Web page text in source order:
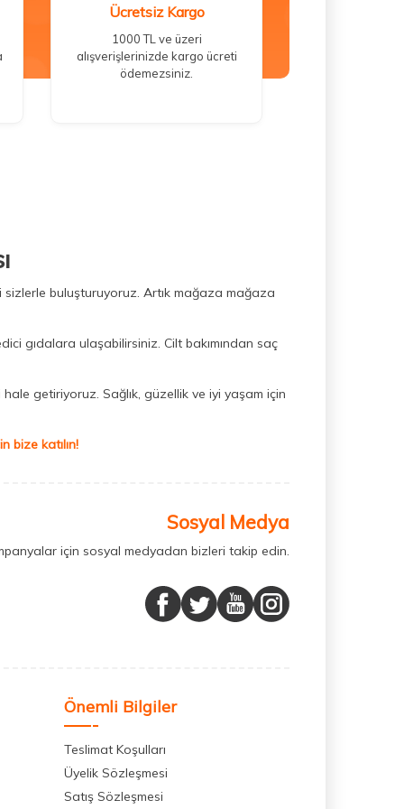
Ücretsiz Kargo
1000 TL ve üzeri
alışverişlerinizde kargo ücreti
ödemezsiniz.
sizlerle buluşturuyoruz. Artık mağaza mağaza
gıdalara ulaşabilirsiniz. Cilt bakımından saç
getiriyoruz. Sağlık, güzellik ve iyi yaşam için
bize katılın!
Sosyal Medya
için sosyal medyadan bizleri takip edin.
Önemli Bilgiler
Teslimat Koşulları
Üyelik Sözleşmesi
Satış Sözleşmesi